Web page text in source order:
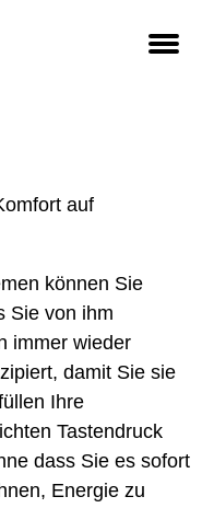
auf
können Sie
Sie von ihm
immer wieder
damit Sie sie
Ihre
Tastendruck
dass Sie es sofort
Energie zu